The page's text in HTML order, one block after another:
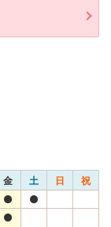
金 土 日 祝